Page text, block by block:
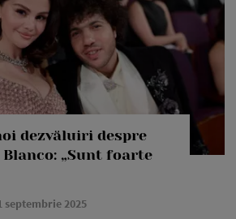
dezvăluiri despre
„Sunt foarte
septembrie 2025